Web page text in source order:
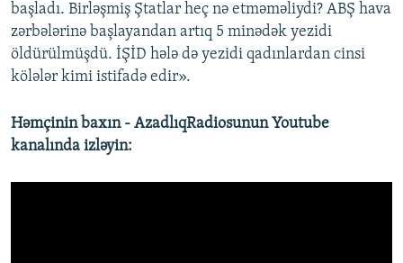
başladı. Birləşmiş Ştatlar heç nə etməməliydi? ABŞ hava
zərbələrinə başlayandan artıq 5 minədək yezidi
öldürülmüşdü. İŞİD hələ də yezidi qadınlardan cinsi
kölələr kimi istifadə edir».
Həmçinin baxın - AzadlıqRadiosunun Youtube
kanalında izləyin: